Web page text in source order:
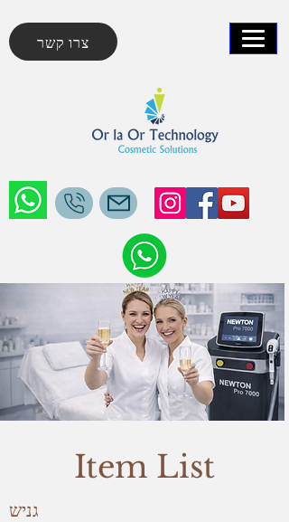
צרו קשר
Item List
גניש